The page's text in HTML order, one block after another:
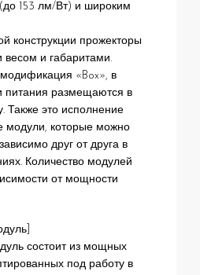
153 лм/Вт) и широким
конструкции прожекторы
и габаритами.
«Box», в
питания размещаются в
Также это исполнение
модули, которые можно
друг от друга в
Количество модулей
от мощности
состоит из мощных
под работу в